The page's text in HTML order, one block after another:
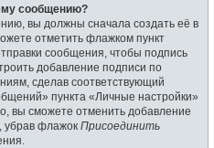
сообщению?
вы должны сначала создать её в
отметить флажком пункт
сообщения, чтобы подпись
добавление подписи по
сделав соответствующий
пункта «Личные настройки»
вы сможете отменить добавление
убрав флажок Присоединить